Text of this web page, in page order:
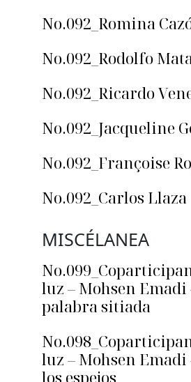
No.092_Romina
No.092_Rodolfo
No.092_Ricardo
No.092_Jacqueline
No.092_Françoise
No.092_Carlos Llaza
MISCÉLANEA
luz – Mohsen Emadi
palabra sitiada
luz – Mohsen Emadi
los espejos